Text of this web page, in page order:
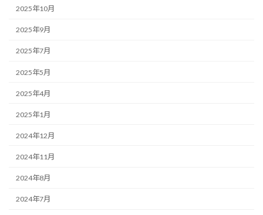
2025年10月
2025年9月
2025年7月
2025年5月
2025年4月
2025年1月
2024年12月
2024年11月
2024年8月
2024年7月